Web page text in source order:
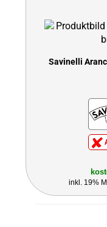
Savinelli
inkl. 19%